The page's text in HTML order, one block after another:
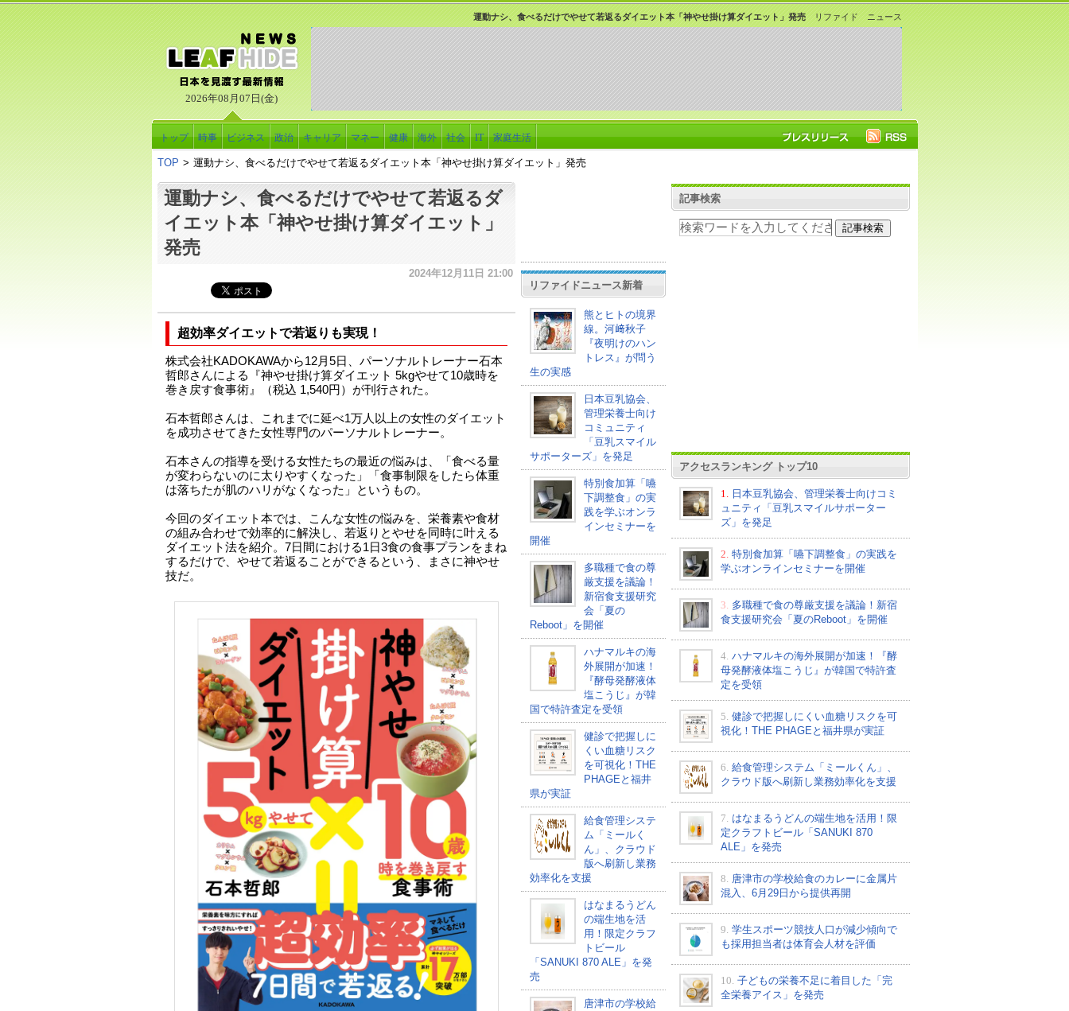
2026年08月07日(金)
リファイド ニュース
運動ナシ、食べるだけでやせて若返るダイエット本「神やせ掛け算ダイエット」発売
トップ 時事 ビジネス 政治 キャリア マネー 健康 海外 社会 IT 家庭生活
TOP > 運動ナシ、食べるだけでやせて若返るダイエット本「神やせ掛け算ダイエット」発売
運動ナシ、食べるだけでやせて若返るダ
イエット本「神やせ掛け算ダイエット」
発売
2024年12月11日 21:00
超効率ダイエットで若返りも実現！
株式会社KADOKAWAから12月5日、パーソナルトレーナー石本
哲郎さんによる『神やせ掛け算ダイエット 5kgやせて10歳時を
巻き戻す食事術』（税込 1,540円）が刊行された。
石本哲郎さんは、これまでに延べ1万人以上の女性のダイエット
を成功させてきた女性専門のパーソナルトレーナー。
石本さんの指導を受ける女性たちの最近の悩みは、「食べる量
が変わらないのに太りやすくなった」「食事制限をしたら体重
は落ちたが肌のハリがなくなった」というもの。
今回のダイエット本では、こんな女性の悩みを、栄養素や食材
の組み合わせで効率的に解決し、若返りとやせを同時に叶える
ダイエット法を紹介。7日間における1日3食の食事プランをまね
するだけで、やせて若返ることができるという、まさに神やせ
技だ。
リファイドニュース新着
熊とヒトの境界
線。河﨑秋子
『夜明けのハン
トレス』が問う
生の実感
日本豆乳協会、
管理栄養士向け
コミュニティ
「豆乳スマイル
サポーターズ」を発足
特別食加算「嚥
下調整食」の実
践を学ぶオンラ
インセミナーを
開催
多職種で食の尊
厳支援を議論！
新宿食支援研究
会「夏の
Reboot」を開催
ハナマルキの海
外展開が加速！
『酵母発酵液体
塩こうじ』が韓
国で特許査定を受領
健診で把握しに
くい血糖リスク
を可視化！THE
PHAGEと福井
県が実証
給食管理システ
ム「ミールく
ん」、クラウド
版へ刷新し業務
効率化を支援
はなまるうどん
の端生地を活
用！限定クラフ
トビール
「SANUKI 870 ALE」を発
売
唐津市の学校給
記事検索
アクセスランキング トップ10
1.
日本豆乳協会、管理栄養士向けコミ
ュニティ「豆乳スマイルサポーター
ズ」を発足
2. 特別食加算「嚥下調整食」の実践を
学ぶオンラインセミナーを開催
3. 多職種で食の尊厳支援を議論！新宿
食支援研究会「夏のReboot」を開催
4. ハナマルキの海外展開が加速！『酵
母発酵液体塩こうじ』が韓国で特許査
定を受領
5. 健診で把握しにくい血糖リスクを可
視化！THE PHAGEと福井県が実証
6. 給食管理システム「ミールくん」、
クラウド版へ刷新し業務効率化を支援
7. はなまるうどんの端生地を活用！限
定クラフトビール「SANUKI 870
ALE」を発売
8. 唐津市の学校給食のカレーに金属片
混入、6月29日から提供再開
9. 学生スポーツ競技人口が減少傾向で
も採用担当者は体育会人材を評価
10. 子どもの栄養不足に着目した「完
全栄養アイス」を発売